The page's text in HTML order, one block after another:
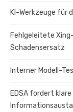
KI-Werkzeuge für
Fehlgeleitete
Schadensersatz
Interner Modell-
EDSA fordert